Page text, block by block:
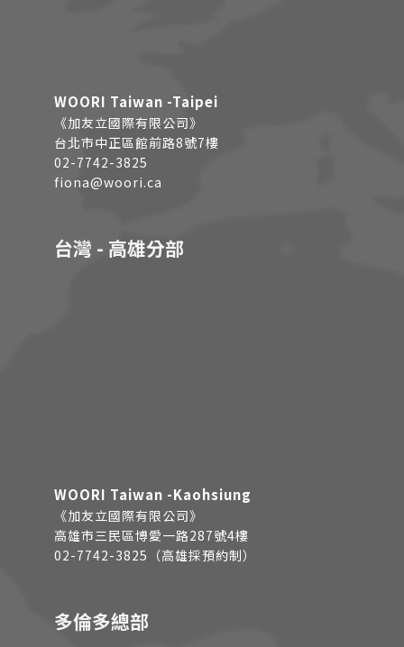
WOORI Taiwan -Taipei
《加友立國際有限公司》
台北市中正區館前路8號7樓
02-7742-3825
fiona@woori.ca
台灣 - 高雄分部
WOORI Taiwan -Kaohsiung
《加友立國際有限公司》
高雄市三民區博愛一路287號4樓
02-7742-3825（高雄採預約制）
多倫多總部